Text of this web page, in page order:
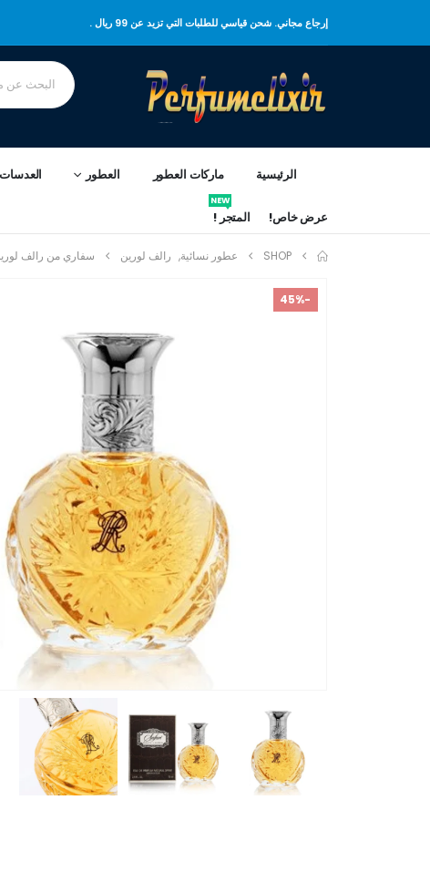
إرجاع مجاني. شحن قياسي للطلبات التي تزيد عن 99 ريال .
الرئيسية ماركات العطور العطور
عرض خاص! المتجر !
NEW
SHOP عطور نسائية, رالف لورين سفاري من رالف
-45%